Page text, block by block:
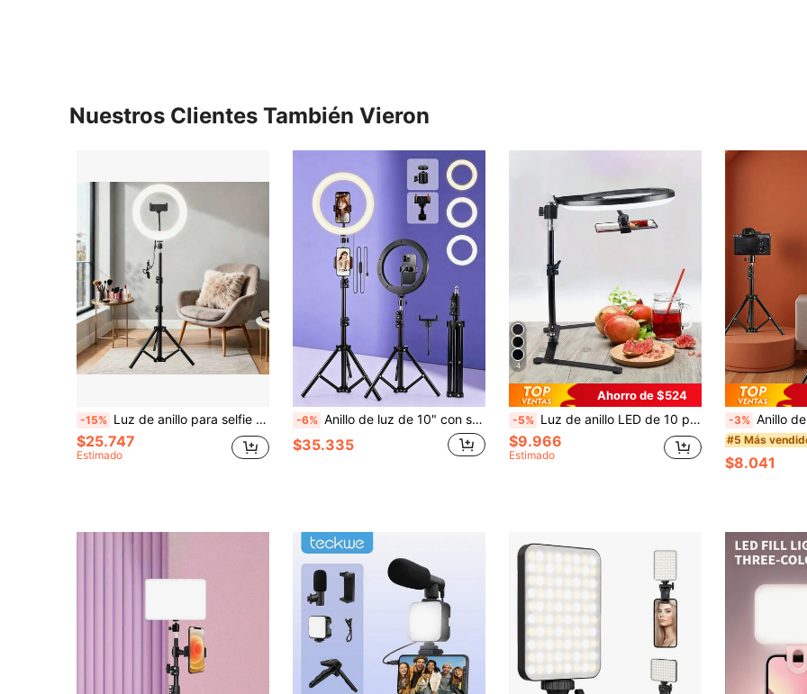
Nuestros Clientes También Vieron
-15% Luz de anillo para selfie LED de 10 pulgadas, ajustable a 3 colores | Alimentado por USB, incluye trípode de 43 pulgadas y soporte para teléfono, adecuado para transmisión en vivo, fotografía, maquillaje, filmación de video, uso en interiores, compatible con teléfonos y cámaras
$25.747
Estimado
-6% Anillo de luz de 10" con soporte, trípode ajustable de 43.5"/110cm, incluye 2 soportes para teléfono, anillo de luz para selfies con 3 modos de color, atenuación sin pasos/velocidad ajustable de luz LED. Perfecto para maquillaje, grabación de video y transmisión en vivo de fiestas de Halloween. Este estabilizador universal es compatible con DIY y es compatible con talla grande anillos de luz y cámaras.
$35.335
4
Ahorro de $524
-5% Luz de anillo LED de 10 pulgadas con brillo ajustable, incluye soporte ajustable, 3 modos de iluminación, brillo del 10-100%, adecuado para transmisión en vivo, fotografía, grabación de video
$9.966
Estimado
-3% Anillo de luz LED de 8 pulgadas con pinzas para teléfono,
#5 Más
$8.041